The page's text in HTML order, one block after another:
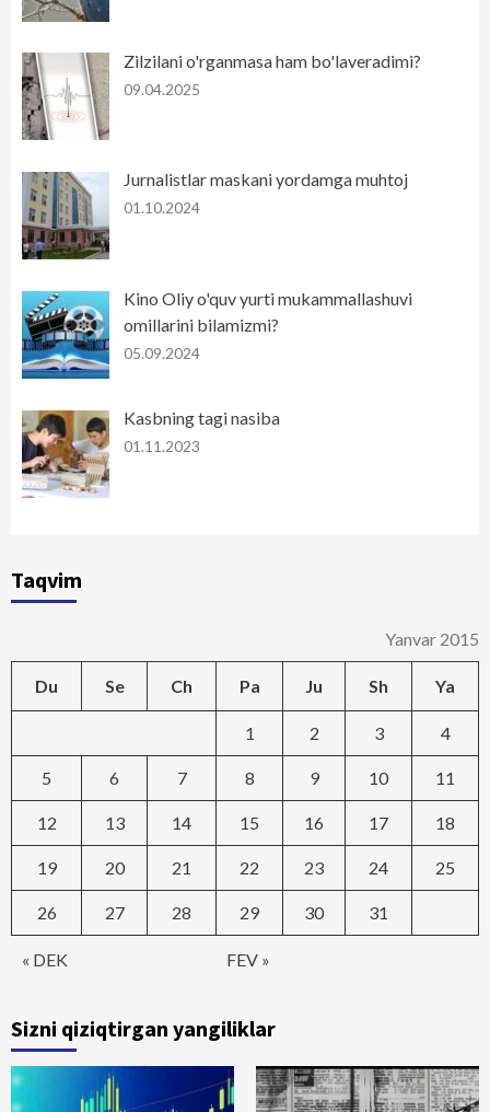
Zilzilani o'rganmasa ham bo'laveradimi?
09.04.2025
Jurnalistlar maskani yordamga muhtoj
01.10.2024
Kino Oliy o'quv yurti mukammallashuvi
omillarini bilamizmi?
05.09.2024
Kasbning tagi nasiba
01.11.2023
Taqvim
Yanvar 2015
Du Se Ch Pa Ju Sh Ya
« DEK FEV »
1 2 3 4
5 6 7 8 9 10 11
12 13 14 15 16 17 18
19 20 21 22 23 24 25
26 27 28 29 30 31
Sizni qiziqtirgan yangiliklar